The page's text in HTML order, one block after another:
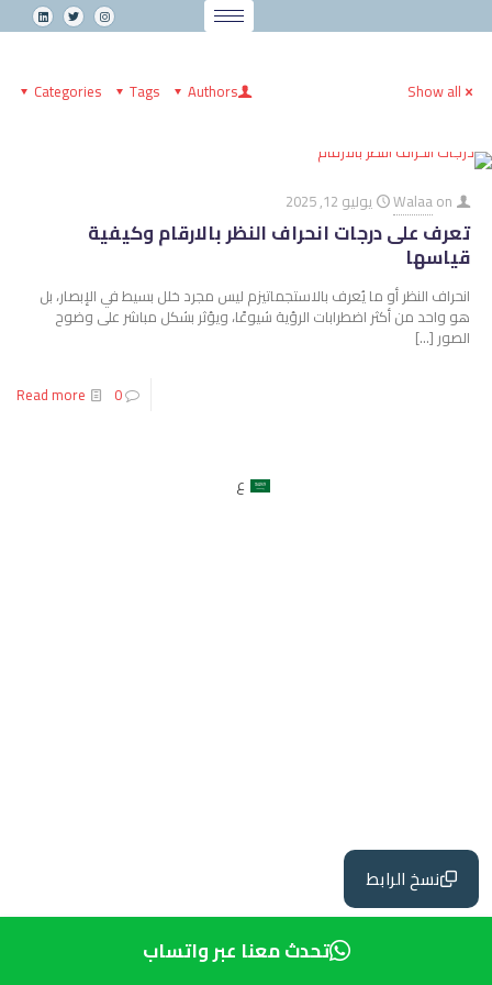
نسخ الرابط
تحدث معنا عبر واتساب
Categories Tags Authors Show all
Walaaon يوليو 12, 2025
تعرف على درجات انحراف النظر بالارقام وكيفية
قياسها
انحراف النظر أو ما يُعرف بالاستجماتيزم ليس مجرد خلل بسيط في الإبصار، بل
هو واحد من أكثر اضطرابات الرؤية شيوعًا، ويؤثر بشكل مباشر على وضوح
الصور […]
0
Read more
ع